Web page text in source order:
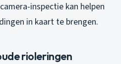
inspectie kan helpen
in kaart te brengen.
rioleringen